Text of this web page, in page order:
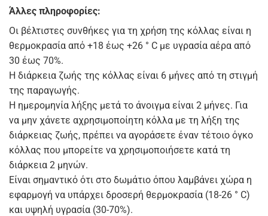
Άλλες πληροφορίες:
Οι βέλτιστες συνθήκες για τη χρήση της κόλλας είναι η
θερμοκρασία από +18 έως +26 ° С με υγρασία αέρα από
30 έως 70%.
Η διάρκεια ζωής της κόλλας είναι 6 μήνες από τη στιγμή
της παραγωγής.
Η ημερομηνία λήξης μετά το άνοιγμα είναι 2 μήνες. Για
να μην χάνετε αχρησιμοποίητη κόλλα με τη λήξη της
διάρκειας ζωής, πρέπει να αγοράσετε έναν τέτοιο όγκο
κόλλας που μπορείτε να χρησιμοποιήσετε κατά τη
διάρκεια 2 μηνών.
Είναι σημαντικό ότι στο δωμάτιο όπου λαμβάνει χώρα η
εφαρμογή να υπάρχει δροσερή θερμοκρασία (18-26 ° C)
και υψηλή υγρασία (30-70%).